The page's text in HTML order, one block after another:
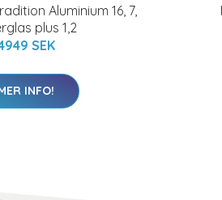
Aluminium 16, 7,
plus 1,2
SEK
INFO!